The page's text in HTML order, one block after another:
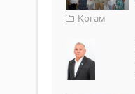
Қоғам